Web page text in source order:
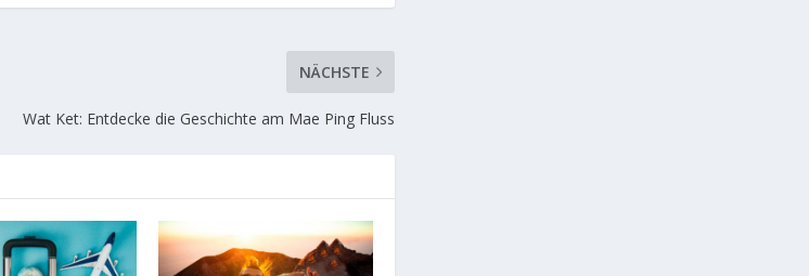
NÄCHSTE
Wat Ket: Entdecke die Geschichte am Mae Ping Fluss